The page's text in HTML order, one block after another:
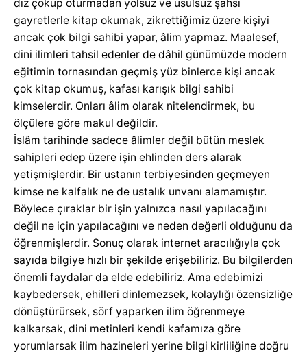
diz çöküp oturmadan yolsuz ve usulsüz şahsi
gayretlerle kitap okumak, zikrettiğimiz üzere kişiyi
ancak çok bilgi sahibi yapar, âlim yapmaz. Maalesef,
dini ilimleri tahsil edenler de dâhil günümüzde modern
eğitimin tornasından geçmiş yüz binlerce kişi ancak
çok kitap okumuş, kafası karışık bilgi sahibi
kimselerdir. Onları âlim olarak nitelendirmek, bu
ölçülere göre makul değildir.
İslâm tarihinde sadece âlimler değil bütün meslek
sahipleri edep üzere işin ehlinden ders alarak
yetişmişlerdir. Bir ustanın terbiyesinden geçmeyen
kimse ne kalfalık ne de ustalık unvanı alamamıştır.
Böylece çıraklar bir işin yalnızca nasıl yapılacağını
değil ne için yapılacağını ve neden değerli olduğunu da
öğrenmişlerdir. Sonuç olarak internet aracılığıyla çok
sayıda bilgiye hızlı bir şekilde erişebiliriz. Bu bilgilerden
önemli faydalar da elde edebiliriz. Ama edebimizi
kaybedersek, ehilleri dinlemezsek, kolaylığı özensizliğe
dönüştürürsek, sörf yaparken ilim öğrenmeye
kalkarsak, dini metinleri kendi kafamıza göre
yorumlarsak ilim hazineleri yerine bilgi kirliliğine doğru